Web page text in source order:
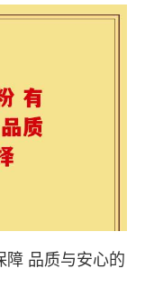
障 品质与安心的